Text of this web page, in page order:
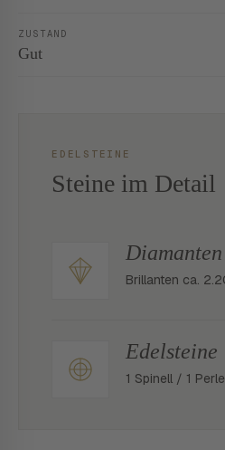
ZUSTAND
Gut
EDELSTEINE
Steine im Detail
Diamanten
Brillanten ca.
Edelsteine
1 Spinell / 1 Perle